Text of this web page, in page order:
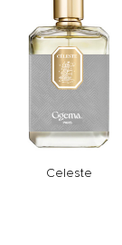
Celeste